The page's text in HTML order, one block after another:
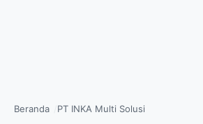
Beranda PT INKA Multi Solusi